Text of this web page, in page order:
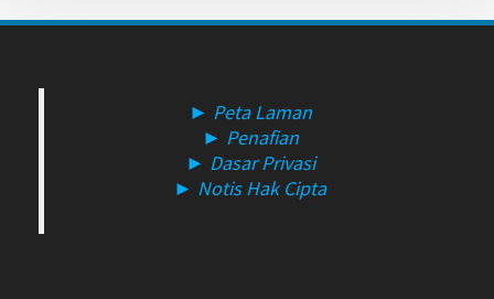
► Peta Laman
► Penafian
► Dasar Privasi
► Notis Hak Cipta